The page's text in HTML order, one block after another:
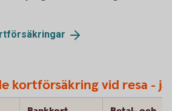
kortförsäkring vid resa -